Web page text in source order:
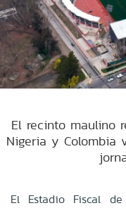
El recinto maulino
Nigeria y Colombia
El Estadio Fiscal